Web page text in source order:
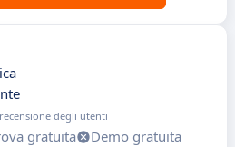
degli utenti
gratuita
Demo gratuita